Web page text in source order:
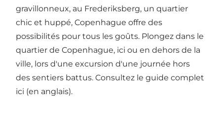
gravillonneux, au Frederiksberg, un quartier
chic et huppé, Copenhague offre des
possibilités pour tous les goûts. Plongez dans le
quartier de Copenhague, ici ou en dehors de la
ville, lors d'une excursion d'une journée hors
des sentiers battus. Consultez le guide complet
ici (en anglais).